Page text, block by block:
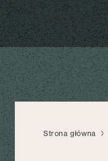
Strona główna